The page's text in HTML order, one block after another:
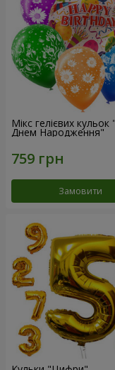
Мікс гелієвих кульок
Днем Народження"
Замовити